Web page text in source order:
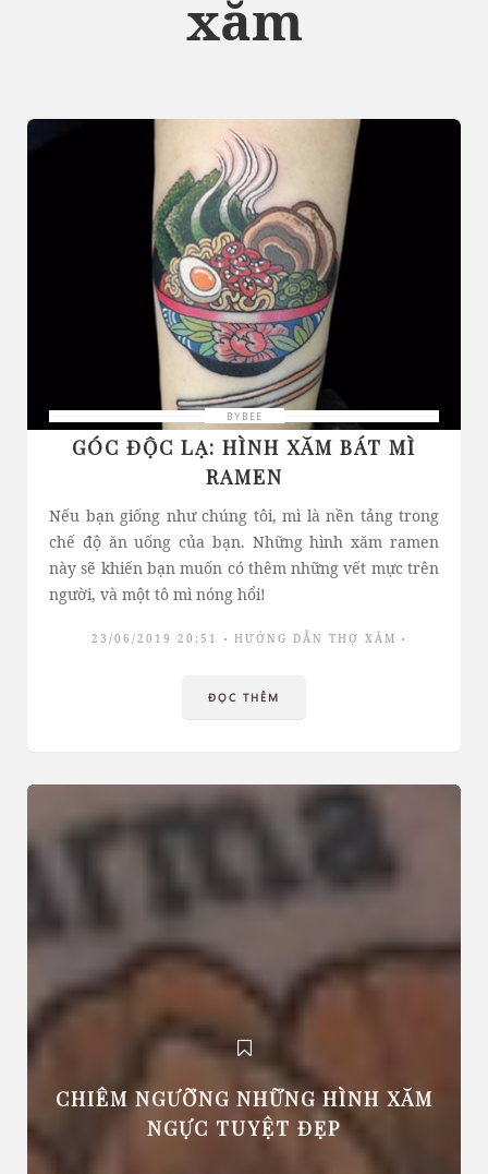
xăm
BYBEE
GÓC ĐỘC LẠ: HÌNH XĂM BÁT MÌ
RAMEN
Nếu bạn giống như chúng tôi, mì là nền tảng trong
chế độ ăn uống của bạn. Những hình xăm ramen
này sẽ khiến bạn muốn có thêm những vết mực trên
người, và một tô mì nóng hổi!
23/06/2019 20:51 HƯỚNG DẪN THỢ XĂM
ĐỌC THÊM
CHIÊM NGƯỠNG NHỮNG HÌNH XĂM
NGỰC TUYỆT ĐẸP